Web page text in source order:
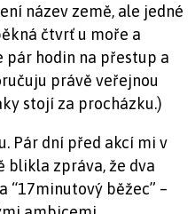
název země, ale jedné
čtvrť u moře a
pár hodin na přestup a
právě veřejnou
stojí za procházku.)
Pár dní před akcí mi v
blikla zpráva, že dva
“17minutový běžec” –